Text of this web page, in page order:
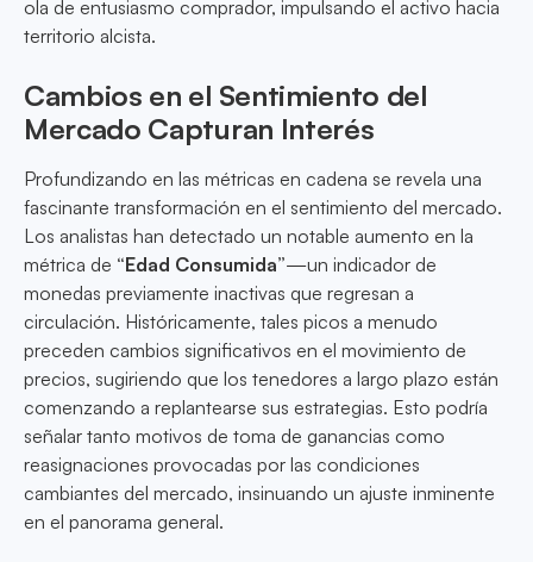
ola de entusiasmo comprador, impulsando el activo hacia
territorio alcista.
Cambios en el Sentimiento del
Mercado Capturan Interés
Profundizando en las métricas en cadena se revela una
fascinante transformación en el sentimiento del mercado.
Los analistas han detectado un notable aumento en la
métrica de “Edad Consumida”—un indicador de
monedas previamente inactivas que regresan a
circulación. Históricamente, tales picos a menudo
preceden cambios significativos en el movimiento de
precios, sugiriendo que los tenedores a largo plazo están
comenzando a replantearse sus estrategias. Esto podría
señalar tanto motivos de toma de ganancias como
reasignaciones provocadas por las condiciones
cambiantes del mercado, insinuando un ajuste inminente
en el panorama general.